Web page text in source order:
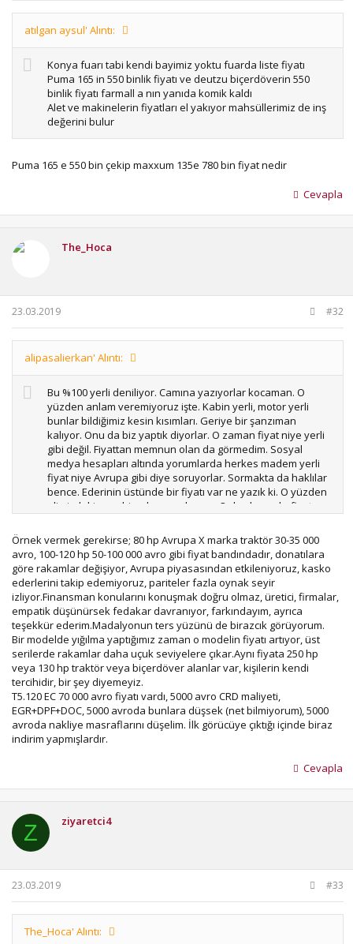
atılgan aysul' Alıntı:
Konya fuarı tabi kendi bayimiz yoktu fuarda liste fiyatı
Puma 165 in 550 binlik fiyatı ve deutzu biçerdöverin 550
binlik fiyatı farmall a nın yanıda komik kaldı
Alet ve makinelerin fiyatları el yakıyor mahsüllerimiz de inş
değerini bulur
Puma 165 e 550 bin çekip maxxum 135e 780 bin fiyat nedir
Cevapla
The_Hoca
23.03.2019 #32
alipasalierkan' Alıntı:
Bu %100 yerli deniliyor. Camına yazıyorlar kocaman. O
yüzden anlam veremiyoruz işte. Kabin yerli, motor yerli
bunlar bildiğimiz kesin kısımları. Geriye bir şanzıman
kalıyor. Onu da biz yaptık diyorlar. O zaman fiyat niye yerli
gibi değil. Fiyattan memnun olan da görmedim. Sosyal
medya hesapları altında yorumlarda herkes madem yerli
fiyat niye Avrupa gibi diye soruyorlar. Sormakta da haklılar
bence. Ederinin üstünde bir fiyatı var ne yazık ki. O yüzden
elimizdekine sahip çıkmaya devam. Onlarda yanlış fiyat
Örnek vermek gerekirse; 80 hp Avrupa X marka traktör 30-35 000
avro, 100-120 hp 50-100 000 avro gibi fiyat bandındadır, donatılara
göre rakamlar değişiyor, Avrupa piyasasından etkileniyoruz, kasko
ederlerini takip edemiyoruz, pariteler fazla oynak seyir
izliyor.Finansman konularını konuşmak doğru olmaz, üretici, firmalar,
empatik düşünürsek fedakar davranıyor, farkındayım, ayrıca
teşekkür ederim.Madalyonun ters yüzünü de birazcık görüyorum.
Bir modelde yığılma yaptığımız zaman o modelin fiyatı artıyor, üst
serilerde rakamlar daha uçuk seviyelere çıkar.Aynı fiyata 250 hp
veya 130 hp traktör veya biçerdöver alanlar var, kişilerin kendi
tercihidir, bir şey diyemeyiz.
T5.120 EC 70 000 avro fiyatı vardı, 5000 avro CRD maliyeti,
EGR+DPF+DOC, 5000 avroda bunlara düşsek (net bilmiyorum), 5000
avroda nakliye masraflarını düşelim. İlk görücüye çıktığı içinde biraz
indirim yapmışlardır.
Cevapla
Z ziyaretci4
23.03.2019 #33
The_Hoca' Alıntı: